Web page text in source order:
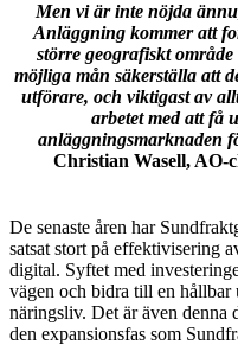
Men vi är inte nöjda
Anläggning kommer att
större geografiskt
möjliga mån säkerställa att
utförare, och viktigast av
arbetet med att få
anläggningsmarknaden
Christian Wasell, AO-
De senaste åren har
satsat stort på effektivisering
digital. Syftet med
vägen och bidra till en
näringsliv. Det är även denna
den expansionsfas som